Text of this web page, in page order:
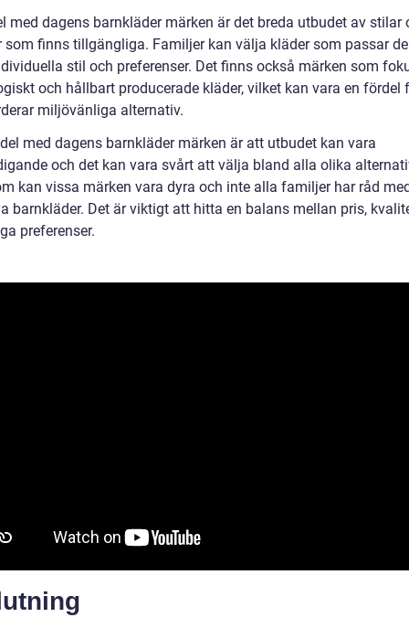
med dagens barnkläder märken är det breda utbudet av stilar
som finns tillgängliga. Familjer kan välja kläder som passar
stil och preferenser. Det finns också märken som
och hållbart producerade kläder, vilket kan vara en fördel
miljövänliga alternativ.
med dagens barnkläder märken är att utbudet kan vara
och det kan vara svårt att välja bland alla olika
kan vissa märken vara dyra och inte alla familjer har råd
barnkläder. Det är viktigt att hitta en balans mellan pris,
preferenser.